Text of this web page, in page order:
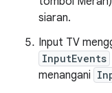
siaran.
Input TV
InputEvents
menangani